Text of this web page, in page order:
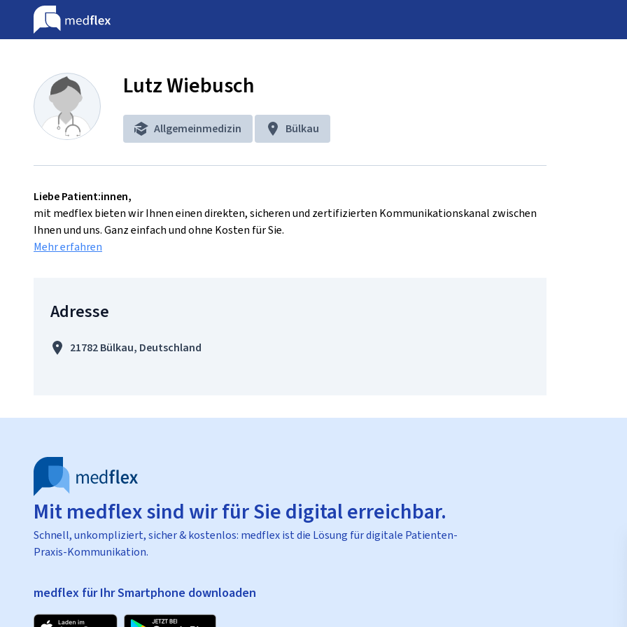
Lutz Wiebusch
Allgemeinmedizin Bülkau
Liebe Patient:innen,
mit medflex bieten wir Ihnen einen direkten, sicheren und zertifizierten Kommunikationskanal zwischen
Ihnen und uns. Ganz einfach und ohne Kosten für Sie.
Mehr erfahren
Adresse
21782 Bülkau, Deutschland
Mit medflex sind wir für Sie digital erreichbar.
Schnell, unkompliziert, sicher & kostenlos: medflex ist die Lösung für digitale Patienten-
Praxis-Kommunikation.
medflex für Ihr Smartphone downloaden